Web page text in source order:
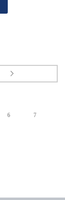
6 7